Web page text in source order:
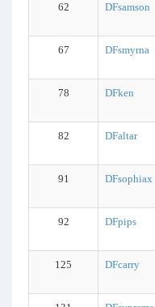
62 DFsamson
67 DFsmyrna
78 DFken
82 DFaltar
91 DFsophiax
92 DFpips
125 DFcarry